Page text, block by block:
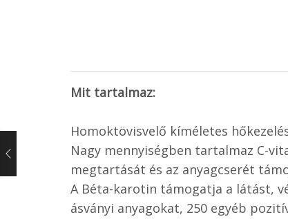
Mit tartalmaz:
Homoktövisvelő kíméletes
Nagy mennyiségben tartalmaz C-
megtartását és az anyagcserét
A Béta-karotin támogatja a látást,
ásványi anyagokat, 250 egyéb